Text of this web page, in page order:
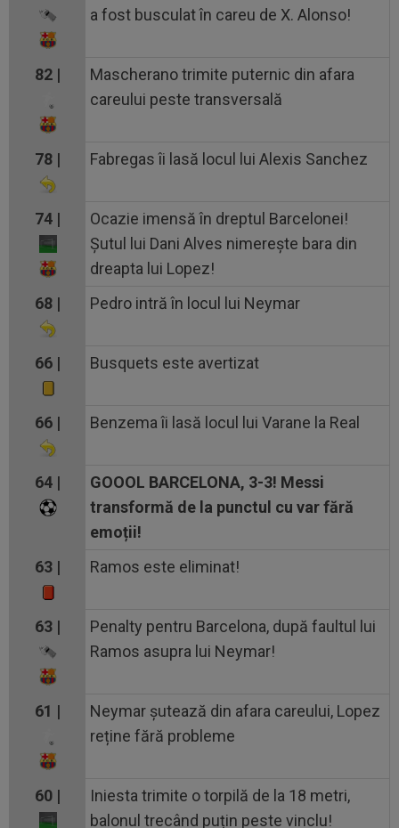
a fost busculat în careu de X. Alonso!
82 |
Mascherano trimite puternic din afara
careului peste transversală
78 | Fabregas îi lasă locul lui Alexis Sanchez
74 |
Ocazie imensă în dreptul Barcelonei!
Șutul lui Dani Alves nimerește bara din
dreapta lui Lopez!
68 |
Pedro intră în locul lui Neymar
66 | Busquets este avertizat
66 | Benzema îi lasă locul lui Varane la Real
64 |
GOOOL BARCELONA, 3-3! Messi
transformă de la punctul cu var fără
emoții!
63 |
Ramos este eliminat!
63 |
Penalty pentru Barcelona, după faultul lui
Ramos asupra lui Neymar!
61 |
Neymar șutează din afara careului, Lopez
reține fără probleme
60 |
Iniesta trimite o torpilă de la 18 metri,
balonul trecând puțin peste vinclu!